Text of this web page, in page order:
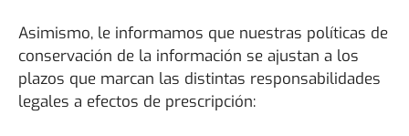
Asimismo, le informamos que nuestras políticas de
conservación de la información se ajustan a los
plazos que marcan las distintas responsabilidades
legales a efectos de prescripción: